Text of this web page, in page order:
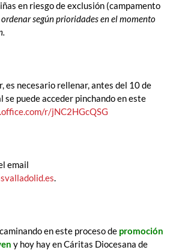
en riesgo de exclusión (campamento
ordenar según prioridades en el momento
es necesario rellenar, antes del 10 de
se puede acceder pinchando en este
r/jNC2HGcQSG
email
.
en este proceso de promoción
y hoy hay en Cáritas Diocesana de